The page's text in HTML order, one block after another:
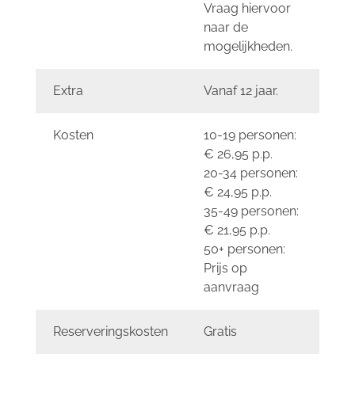
Vraag hiervoor
naar de
mogelijkheden.
Extra Vanaf 12 jaar.
Kosten
10-19 personen:
€ 26,95 p.p.
20-34 personen:
€ 24,95 p.p.
35-49 personen:
€ 21,95 p.p.
50+ personen:
Prijs op
aanvraag
Reserveringskosten Gratis